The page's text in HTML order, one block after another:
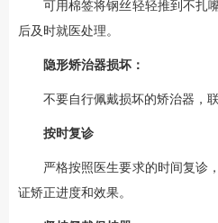
可用棉签将钢丝轻轻推到不扎
后及时就医处理。
隐形矫治器损坏：
不要自行佩戴损坏的矫治器，
按时复诊
严格按照医生要求的时间复诊
证矫正进度和效果。